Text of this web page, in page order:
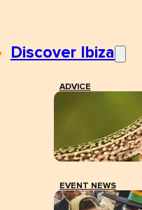
Discover Ibiza
ADVICE
EVENT NEWS